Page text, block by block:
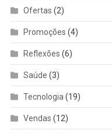
Ofertas (2)
Promoções (4)
Reflexões (6)
Saúde (3)
Tecnologia (19)
Vendas (12)